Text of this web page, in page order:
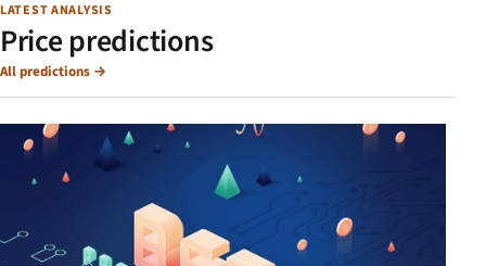
LATEST ANALYSIS
Price predictions
All predictions →